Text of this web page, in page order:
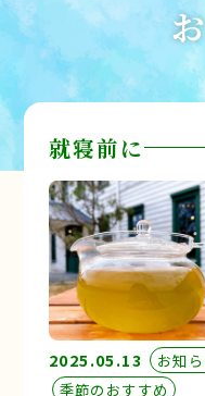
就寝前に
2025.05.13
お知
季節のおすすめ